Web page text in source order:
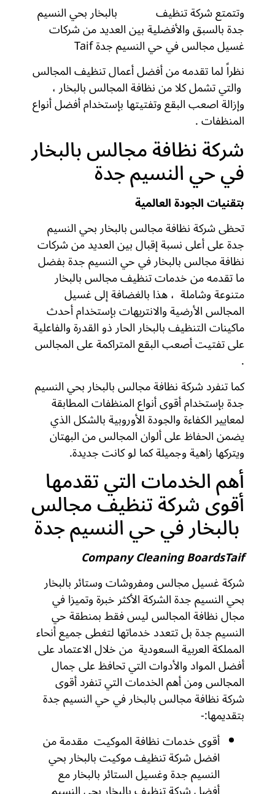
وتتمتع شركة تنظيف
بالبخار بحي النسيم
جدة بالسبق والأفضلية بين العديد من شركات
غسيل مجالس في حي النسيم جدة Taif
نظراً لما تقدمه من أفضل أعمال تنظيف المجالس
والتي تشمل كلا من نظافة المجالس بالبخار ،
وإزالة اصعب البقع وتفتيتها بإستخدام أفضل أنواع
المنظفات .
شركة نظافة مجالس بالبخار
في حي النسيم جدة
بتقنيات الجودة العالمية
تحظى شركة نظافة مجالس بالبخار بحي النسيم
جدة على أعلى نسبة إقبال بين العديد من شركات
نظافة مجالس بالبخار في حي النسيم جدة بفضل
ما تقدمه من خدمات تنظيف مجالس بالبخار
متنوعة وشاملة ، هذا بالغضافة إلى غسيل
المجالس الأرضية والانتريهات بإستخدام أحدث
ماكينات التنظيف بالبخار الحار ذو القدرة والفاعلية
على تفتيت أصعب البقع المتراكمة على المجالس
.
كما تنفرد شركة نظافة مجالس بالبخار بحي النسيم
جدة بإستخدام أقوى أنواع المنظفات المطابقة
لمعايير الكفاءة والجودة الأوروبية بالشكل الذي
يضمن الحفاظ على ألوان المجالس من البهتان
ويتركها زاهية وجميلة كما لو كانت جديدة.
أهم الخدمات التي تقدمها
أقوى شركة تنظيف مجالس
بالبخار في حي النسيم جدة
Company Cleaning BoardsTaif
شركة غسيل مجالس ومفروشات وستائر بالبخار
بحي النسيم جدة الشركة الأكثر خبرة وتميزا في
مجال نظافة المجالس ليس فقط بمنطقة حي
النسيم جدة بل تتعدد خدماتها لتغطى جميع أنحاء
المملكة العربية السعودية من خلال الاعتماد على
أفضل المواد والأدوات التي تحافظ على جمال
المجالس ومن أهم الخدمات التي تنفرد أقوى
شركة نظافة مجالس بالبخار في حي النسيم جدة
بتقديمها:-
أقوى خدمات نظافة الموكيت مقدمة من
افضل شركة تنظيف موكيت بالبخار بحي
النسيم جدة وغسيل الستائر بالبخار مع